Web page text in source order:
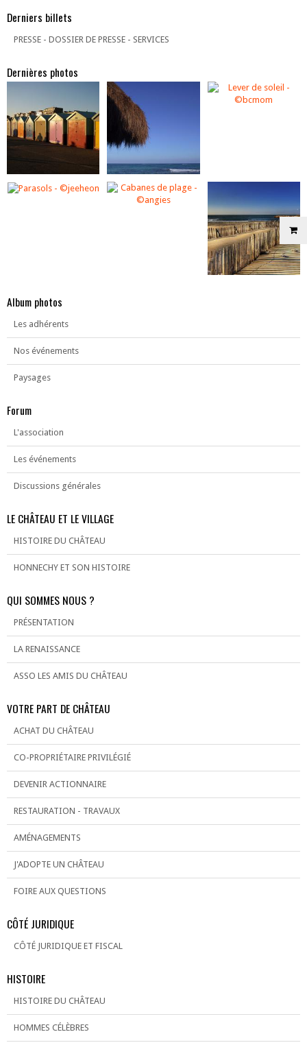
Derniers billets
PRESSE - DOSSIER DE PRESSE - SERVICES
Dernières photos
Album photos
Les adhérents
Nos événements
Paysages
Forum
L'association
Les événements
Discussions générales
LE CHÂTEAU ET LE VILLAGE
HISTOIRE DU CHÂTEAU
HONNECHY ET SON HISTOIRE
QUI SOMMES NOUS ?
PRÉSENTATION
LA RENAISSANCE
ASSO LES AMIS DU CHÂTEAU
VOTRE PART DE CHÂTEAU
ACHAT DU CHÂTEAU
CO-PROPRIÉTAIRE PRIVILÉGIÉ
DEVENIR ACTIONNAIRE
RESTAURATION - TRAVAUX
AMÉNAGEMENTS
J'ADOPTE UN CHÂTEAU
FOIRE AUX QUESTIONS
CÔTÉ JURIDIQUE
CÔTÉ JURIDIQUE ET FISCAL
HISTOIRE
HISTOIRE DU CHÂTEAU
HOMMES CÉLÈBRES